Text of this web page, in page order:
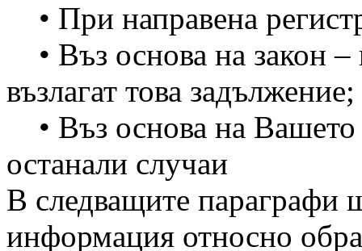
• При направена
• Въз основа на закон –
възлагат това задължение;
• Въз основа на Вашето
останали случаи
В следващите параграфи
информация относно